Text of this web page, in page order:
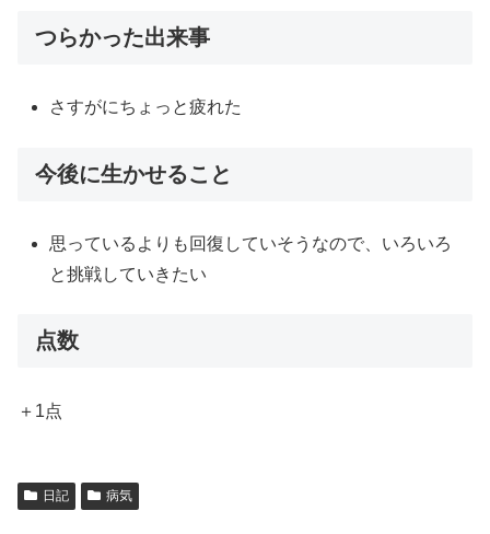
つらかった出来事
さすがにちょっと疲れた
今後に生かせること
思っているよりも回復していそうなので、いろいろ
と挑戦していきたい
点数
＋1点
日記 病気